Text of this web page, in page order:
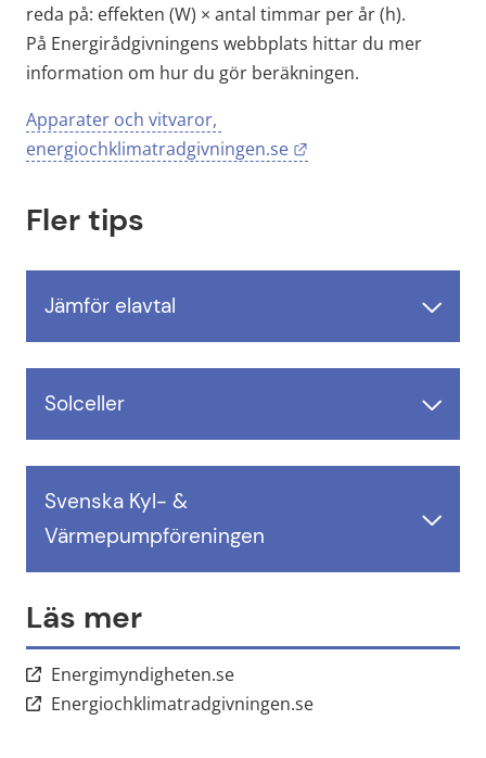
reda på: effekten (W) × antal timmar per år (h).
På Energirådgivningens webbplats hittar du mer
information om hur du gör beräkningen.
Apparater och vitvaror,
energiochklimatradgivningen.se
Fler tips
Jämför elavtal
Solceller
Svenska Kyl- &
Värmepumpföreningen
Läs mer
Energimyndigheten.seLänk till annan webbplats,
Energiochklimatradgivningen.seLänk till annan